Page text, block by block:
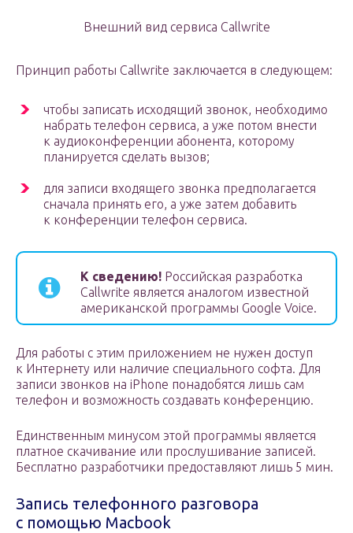
Внешний вид сервиса Callwrite
Принцип работы Callwrite заключается в следующем:
чтобы записать исходящий звонок, необходимо
набрать телефон сервиса, а уже потом внести
к аудиоконференции абонента, которому
планируется сделать вызов;
для записи входящего звонка предполагается
сначала принять его, а уже затем добавить
к конференции телефон сервиса.
К сведению! Российская разработка
Callwrite является аналогом известной
американской программы Google Voice.
Для работы с этим приложением не нужен доступ
к Интернету или наличие специального софта. Для
записи звонков на iPhone понадобятся лишь сам
телефон и возможность создавать конференцию.
Единственным минусом этой программы является
платное скачивание или прослушивание записей.
Бесплатно разработчики предоставляют лишь 5 мин.
Запись телефонного разговора
с помощью Macbook